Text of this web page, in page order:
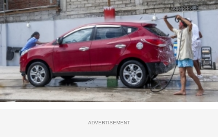
ADVERTISEMENT